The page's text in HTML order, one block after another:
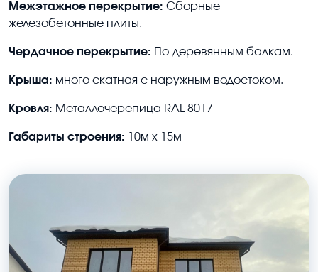
Межэтажное перекрытие: Сборные
железобетонные плиты.
Чердачное перекрытие: По деревянным балкам.
Крыша: много скатная с наружным водостоком.
Кровля: Металлочерепица RAL 8017
Габариты строения: 10м х 15м